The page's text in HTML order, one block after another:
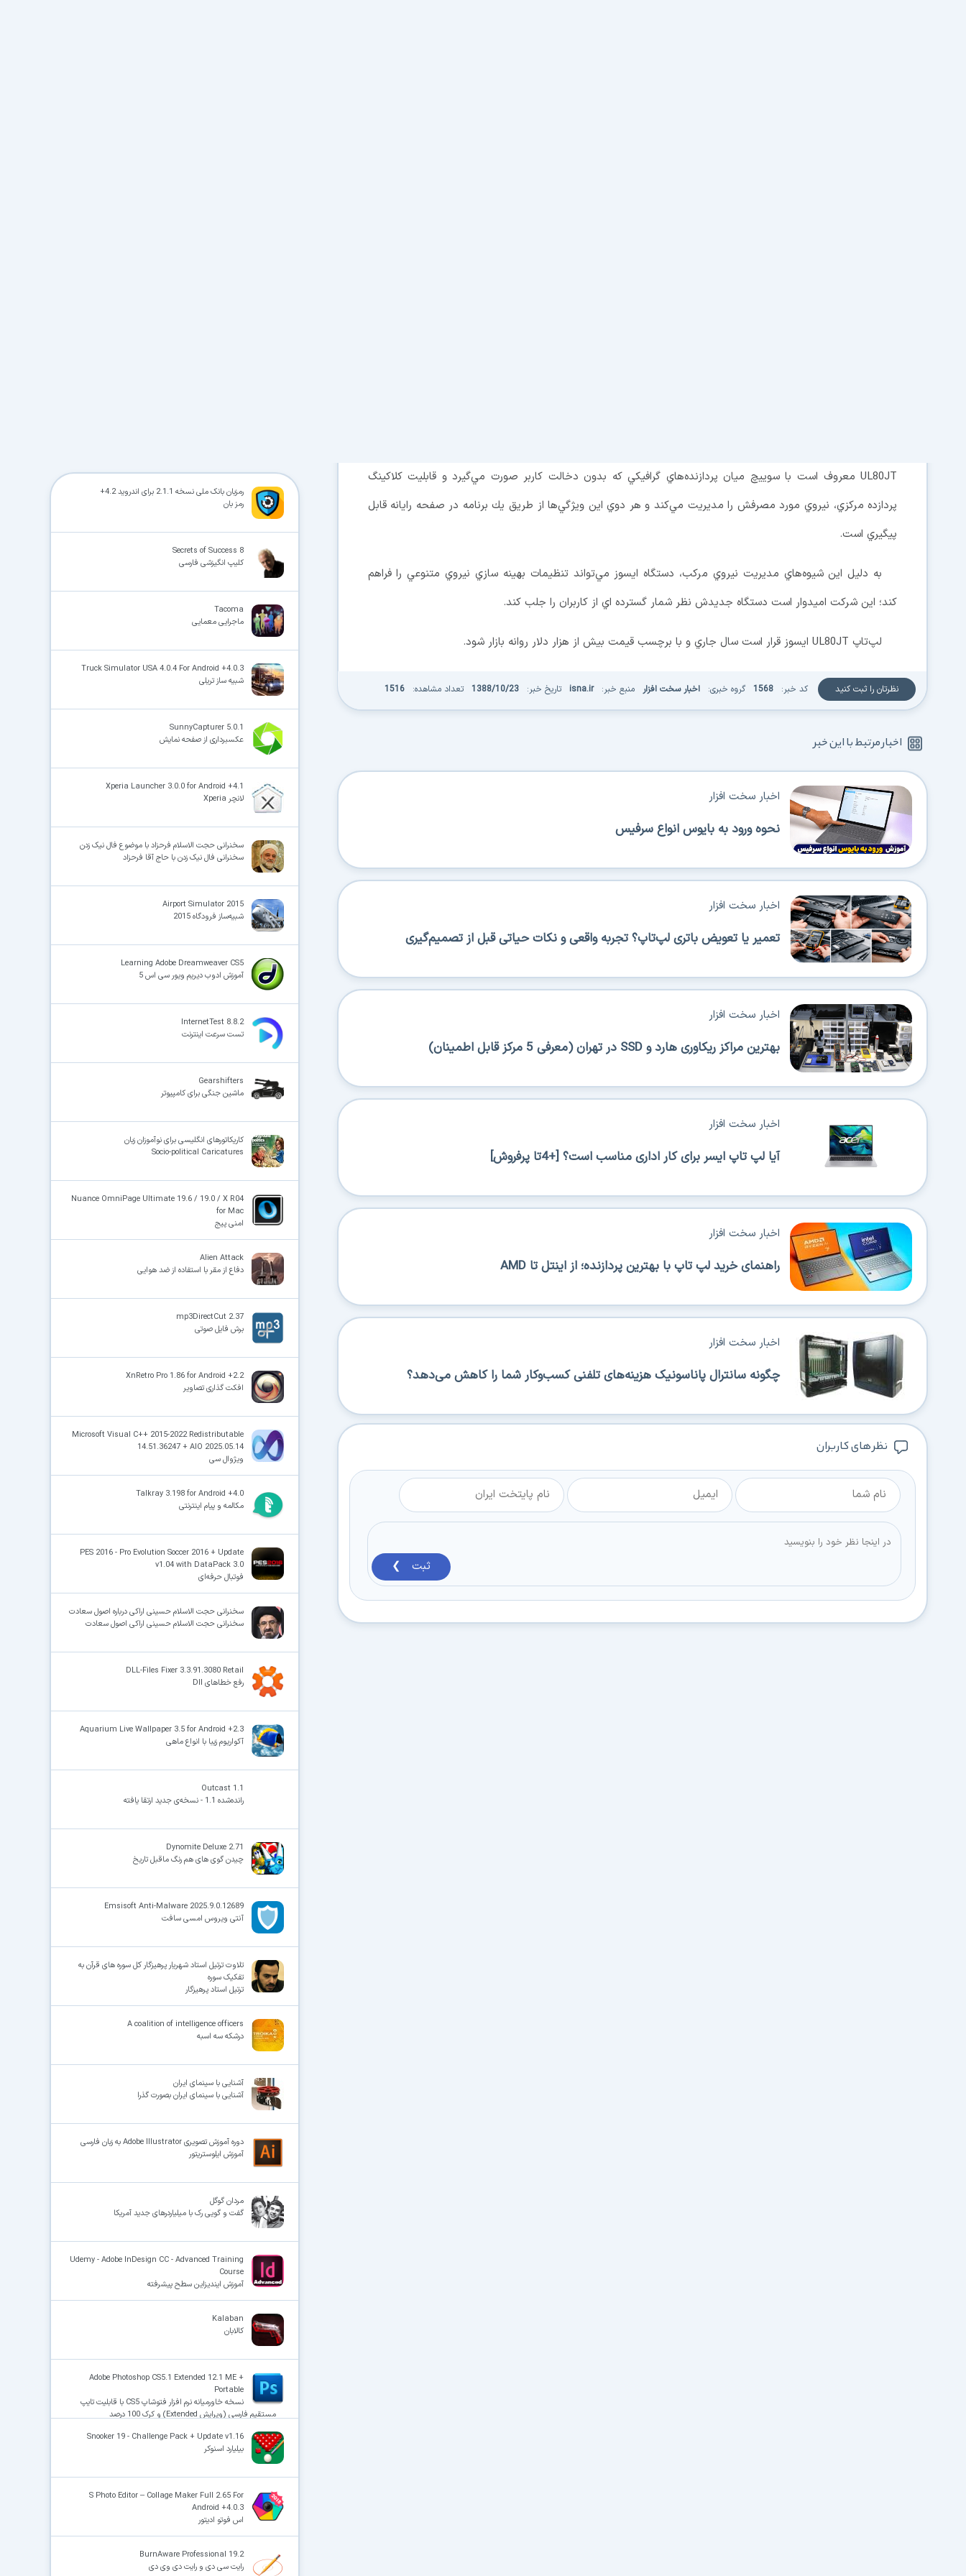
UL80JT معروف است با سوييچ ميان پردازنده‌هاي گرافيكي كه بدون دخالت كاربر صورت مي‌گيرد و قابليت كلاكينگ
پردازده مركزي، نيروي مورد مصرفش را مديريت مي‌كند و هر دوي اين ويژگي‌ها از طريق يك برنامه در صفحه رايانه قابل
پيگيري است.
به دليل اين شيوه‌هاي مديريت نيروي مركب، دستگاه ايسوز مي‌تواند تنظيمات بهينه سازي نيروي متنوعي را فراهم
كند؛ اين شركت اميدوار است دستگاه جديدش نظر شمار گسترده‌ اي از كاربران را جلب كند.
لپ‌تاپ UL80JT ايسوز قرار است سال جاري و با برچسب قيمت بيش از هزار دلار روانه بازار شود.
نظرتان را ثبت کنید کد خبر: 1568 گروه خبری: اخبار سخت افزار منبع خبر: isna.ir تاریخ خبر: 1388/10/23 تعداد مشاهده: 1516
اخبار مرتبط با این خبر
نحوه ورود به بایوس انواع سرفیس
اخبار سخت افزار
تعمیر یا تعویض باتری لپ‌تاپ؟ تجربه واقعی و نکات حیاتی قبل از تصمیم‌گیری
اخبار سخت افزار
بهترین مراکز ریکاوری هارد و SSD در تهران (معرفی 5 مرکز قابل اطمینان)
اخبار سخت افزار
آیا لپ تاپ ایسر برای کار اداری مناسب است؟ [+4تا پرفروش]
اخبار سخت افزار
راهنمای خرید لپ تاپ با بهترین پردازنده؛ از اینتل تا AMD
اخبار سخت افزار
چگونه سانترال پاناسونیک هزینه‌های تلفنی کسب‌وکار شما را کاهش می‌دهد؟
اخبار سخت افزار
نظر های کاربران
ثبت ❯
رمزبان بانک ملی نسخه 2.1.1 برای اندروید 4.2+
رمز بان
کلیپ انگیزشی فارسی
Tacoma
ماجرایی معمایی
Truck Simulator USA 4.0.4 For Android +4.0.3
شبیه ساز تریلی
SunnyCapturer 5.0.1
عکسبرداری از صفحه نمایش
Xperia Launcher 3.0.0 for Android +4.1
لانچر Xperia
سخنرانی حجت الاسلام فرحزاد با موضوع فال نیک زدن
سخنرانی فال نیک زدن با حاج آقا فرحزاد
Airport Simulator 2015
شبیه‌ساز فرودگاه 2015
Learning Adobe Dreamweaver CS5
آموزش ادوب دیریم ویور سی اس 5
InternetTest 8.8.2
تست سرعت اینترنت
Gearshifters
ماشین جنگی برای کامپیوتر
کاریکاتورهای انگلیسی برای نوآموزان زبان
Socio-political Caricatures
Nuance OmniPage Ultimate 19.6 / 19.0 / X R04
for Mac
امنی پیج
Alien Attack
دفاع از مقر با استفاده از ضد هوایی
mp3DirectCut 2.37
برش فایل صوتی
XnRetro Pro 1.86 for Android +2.2
افکت گذاری تصاویر
Microsoft Visual C++ 2015-2022 Redistributable
14.51.36247 + AIO 2025.05.14
ویژوال سی
Talkray 3.198 for Android +4.0
مکالمه و پیام اینترنتی
PES 2016 - Pro Evolution Soccer 2016 + Update
v1.04 with DataPack 3.0
فوتبال حرفه‌ای
سخنرانی حجت الاسلام حسینی اراکی درباره اصول سعادت
سخنرانی حجت الاسلام حسینی اراکی اصول سعادت
DLL-Files Fixer 3.3.91.3080 Retail
رفع خطاهای Dll
Aquarium Live Wallpaper 3.5 for Android +2.3
آکواریوم زیبا با انواع ماهی
Outcast 1.1
رانده‌شده 1.1 - نسخه‌ی جدید ارتقا یافته
Dynomite Deluxe 2.71
چیدن گوی های هم رنگ ماقبل تاریخ
Emsisoft Anti-Malware 2025.9.0.12689
آنتی ویروس امسی سافت
تلاوت ترتیل استاد شهریار پرهیزگار کل سوره های قرآن به
تفکیک سوره
ترتیل استاد پرهیزگار
A coalition of intelligence officers
درشکه سه اسبه
آشنایی با سینمای ایران
آشنایی با سینمای ایران بصورت گذرا
دوره آموزش تصویری Adobe Illustrator به زبان فارسی
آموزش ایلوستریتور
مردان گوگل
گفت و گویی رک با میلیاردرهای جدید آمریکا
Udemy - Adobe InDesign CC - Advanced Training
Course
آموزش ایندیزاین سطح پیشرفته
Kalaban
کالابان
Adobe Photoshop CS5.1 Extended 12.1 ME +
Portable
نسخه خاورمیانه نرم افزار فتوشاپ CS5 با قابلیت تایپ
مستقیم فارسی (ویرایش Extended) و کرک 100 درصد
Snooker 19 - Challenge Pack + Update v1.16
بیلیارد اسنوکر
S Photo Editor – Collage Maker Full 2.65 For
Android +4.0.3
اس فوتو ادیتور
BurnAware Professional 19.2
رایت سی دی و رایت دی وی دی